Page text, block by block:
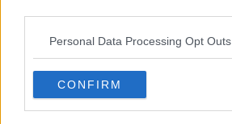
Personal Data Processing Opt Outs
CONFIRM